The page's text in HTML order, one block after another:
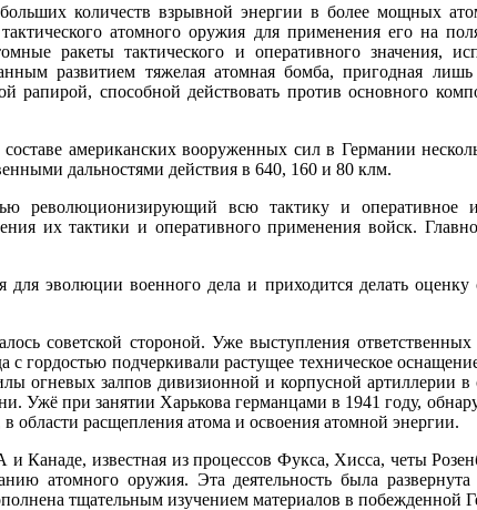
больших количеств взрывной энергии в более мощных
атомного оружия для применения его на
ракеты тактического и оперативного значения,
развитием тяжелая атомная бомба, пригодная
рапирой, способной действовать против основного
американских вооруженных сил в Германии
дальностями действия в 640, 160 и 80 клм.
революционизирующий всю тактику и оперативное
их тактики и оперативного применения войск.
для эволюции военного дела и приходится делать
советской стороной. Уже выступления
гордостью подчеркивали рас­тущее техническое
огневых залпов дивизионной и корпусной
Ужё при занятии Харькова герман­цами в 1941 году,
области расщепления атома и освоения атомной энергии.
известная из процессов Фукса, Хисса, четы
атомного оружия. Эта де­ятельность была
тщательным изучением материалов в